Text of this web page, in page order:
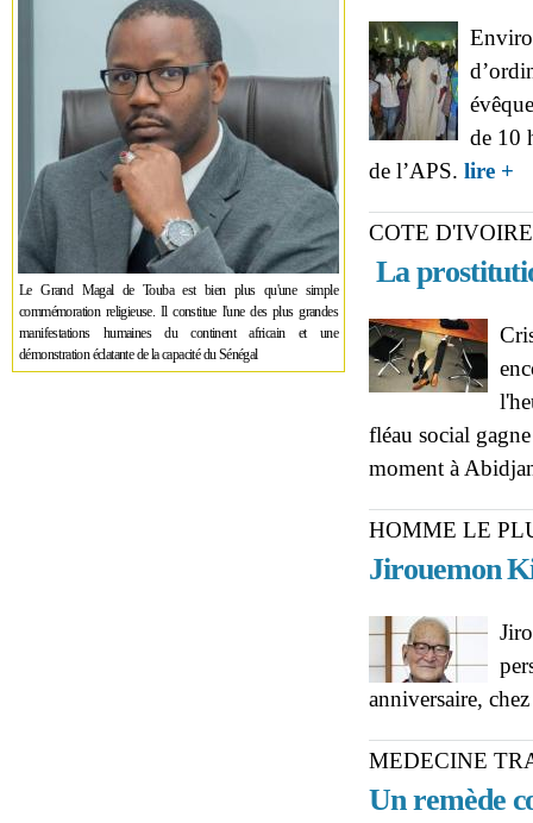
Le Grand Magal de Touba est bien plus qu'une simple
commémoration religieuse. Il constitue l'une des plus grandes
manifestations humaines du continent africain et une
démonstration éclatante de la capacité du Sénégal
de 10
de l’APS. lire +
COTE D'IVOIRE
La
fléau social
moment à
HOMME LE
Jirouemon
anniversaire,
MEDECINE
Un remède